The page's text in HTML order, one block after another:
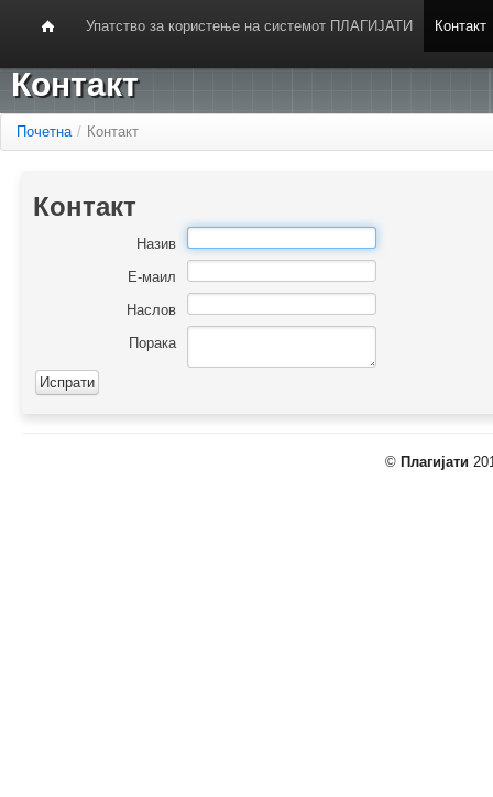
Упатство за користење на системот ПЛАГИЈАТИ Контакт
Контакт
Почетна / Контакт
Контакт
Назив
Е-маил
Наслов
Порака
© Плагијати